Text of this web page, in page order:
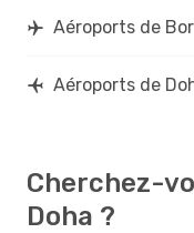
Aéroports de
Aéroports de
Cherchez-
Doha ?